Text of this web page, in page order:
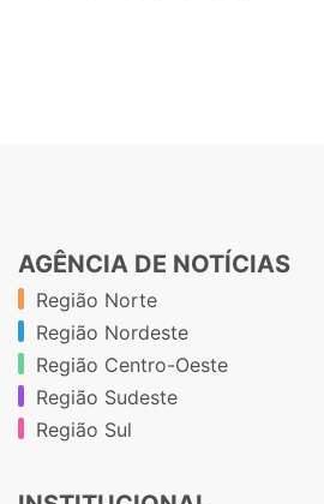
AGÊNCIA DE NOTÍCIAS
Região Norte
Região Nordeste
Região Centro-Oeste
Região Sudeste
Região Sul